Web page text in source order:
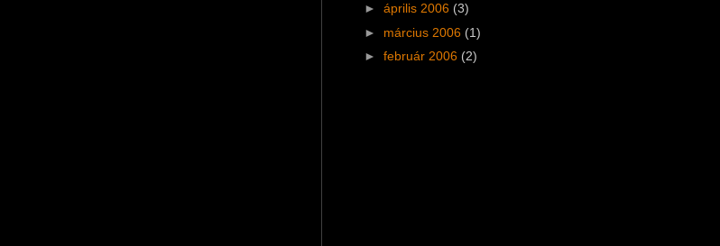
► április 2006 (3)
► március 2006 (1)
► február 2006 (2)